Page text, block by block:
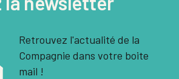
Retrouvez l'actualité de la
Compagnie dans votre boite
mail !